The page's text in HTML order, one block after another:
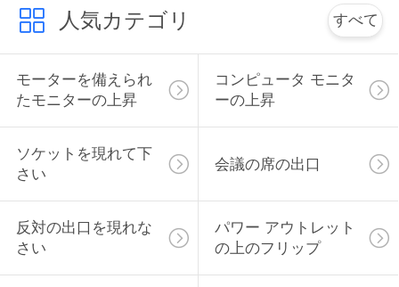
ュ
ー
ス
場
合
CONFERENCE
ROOM
人気カテゴリ すべて
モーターを備えられ
たモニターの上昇
コンピュータ モニタ
ーの上昇
ソケットを現れて下
さい
会議の席の出口
反対の出口を現れな
さい
パワー アウトレット
の上のフリップ